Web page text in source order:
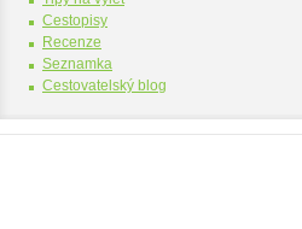
Cestopisy
Recenze
Seznamka
Cestovatelský blog